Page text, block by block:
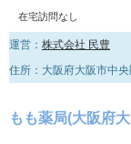
在宅訪問なし
運営： 株式会社 民豊
住所：大阪府大阪市中
もも薬局(大阪府